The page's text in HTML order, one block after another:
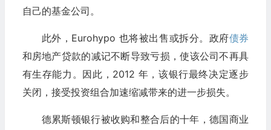
自己的基金公司。
此外，Eurohypo 也将被出售或拆分。政府债券
和房地产贷款的减记不断导致亏损，使该公司不再具
有生存能力。因此，2012 年，该银行最终决定逐步
关闭，接受投资组合加速缩减带来的进一步损失。
德累斯顿银行被收购和整合后的十年，德国商业